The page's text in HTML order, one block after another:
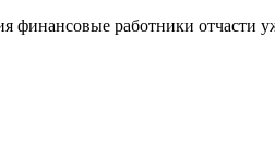
финансовые работники отчасти